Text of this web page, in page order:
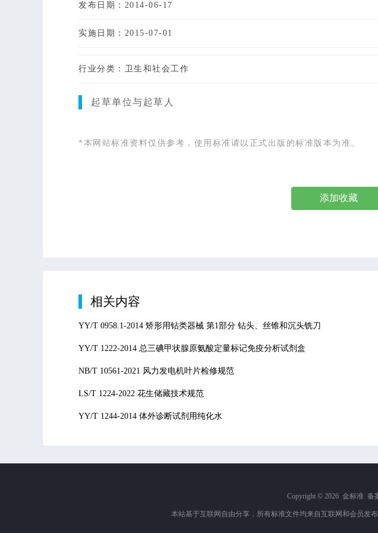
发布日期：2014-06-17
实施日期：2015-07-01
行业分类：卫生和社会工作
起草单位与起草人
*本网站标准资料仅供参考，使用标准请以正式出版的标准版本为准。
添加收藏
相关内容
YY/T 0958.1-2014 矫形用钻类器械 第1部分 钻头、丝锥和沉头铣刀
YY/T 1222-2014 总三碘甲状腺原氨酸定量标记免疫分析试剂盒
NB/T 10561-2021 风力发电机叶片检修规范
LS/T 1224-2022 花生储藏技术规范
YY/T 1244-2014 体外诊断试剂用纯化水
Copyright © 2026 金标准 备
本站基于互联网自由分享，所有标准文件均来自互联网和会员发